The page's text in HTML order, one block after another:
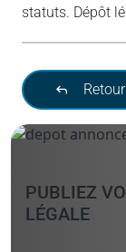
statuts. Dépôt
PUBLIEZ
LÉGALE